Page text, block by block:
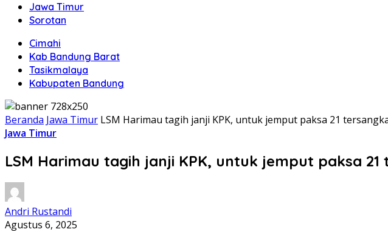
Jawa Timur
Sorotan
Cimahi
Kab Bandung Barat
Tasikmalaya
Kabupaten Bandung
Beranda Jawa Timur LSM Harimau tagih janji KPK, untuk jemput paksa 21
Jawa Timur
LSM Harimau tagih janji KPK, untuk jemput paksa
Andri Rustandi
Agustus 6, 2025